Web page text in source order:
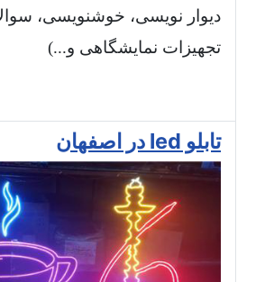
دیوار نویسی، خوشنویسی،
تجهیزات نمایشگاهی و...)
تابلو led در اصفهان